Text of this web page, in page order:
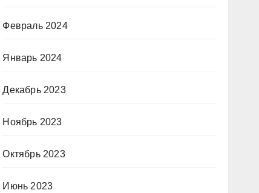
Февраль 2024
Январь 2024
Декабрь 2023
Ноябрь 2023
Октябрь 2023
Июнь 2023